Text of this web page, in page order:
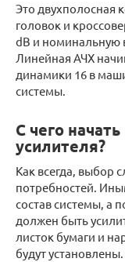
Это двухполосная
головок и
dB и номинальную
Линейная АЧХ
динамики 16 в
системы.
С чего
усилителя?
Как всегда, выбор
потребностей.
состав системы, а
должен быть
листок бумаги и
будут установлены.